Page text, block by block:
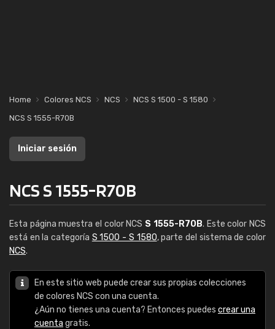
Home Colores NCS NCS
NCS S 1500 - S 1580
NCS S 1555-R70B
Iniciar sesión
NCS S 1555-R70B
Esta página muestra el color NCS S 1555-R70B. Este color NCS
está en la categoría S 1500 - S 1580, parte del sistema de color
NCS.
En este sitio web puede crear sus propias colecciones
de colores NCS con una cuenta.
¿Aún no tienes una cuenta? Entonces puedes crear una
cuenta gratis.